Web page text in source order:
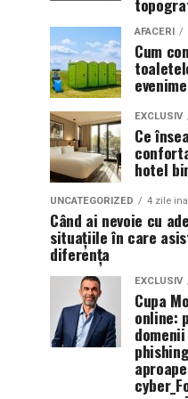
AFACERI
Cum
EXCLUSIV
Ce
hotel
UNCATEGORIZED 4 zile
Când ai nevoie cu
situațiile în care
diferența
EXCLUSIV
Cupa
online: